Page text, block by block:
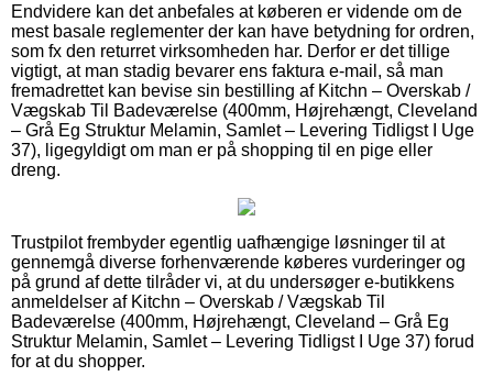
Endvidere kan det anbefales at køberen er vidende om de
mest basale reglementer der kan have betydning for ordren,
som fx den returret virksomheden har. Derfor er det tillige
vigtigt, at man stadig bevarer ens faktura e-mail, så man
fremadrettet kan bevise sin bestilling af Kitchn – Overskab /
Vægskab Til Badeværelse (400mm, Højrehængt, Cleveland
– Grå Eg Struktur Melamin, Samlet – Levering Tidligst I Uge
37), ligegyldigt om man er på shopping til en pige eller
dreng.
Trustpilot frembyder egentlig uafhængige løsninger til at
gennemgå diverse forhenværende køberes vurderinger og
på grund af dette tilråder vi, at du undersøger e-butikkens
anmeldelser af Kitchn – Overskab / Vægskab Til
Badeværelse (400mm, Højrehængt, Cleveland – Grå Eg
Struktur Melamin, Samlet – Levering Tidligst I Uge 37) forud
for at du shopper.